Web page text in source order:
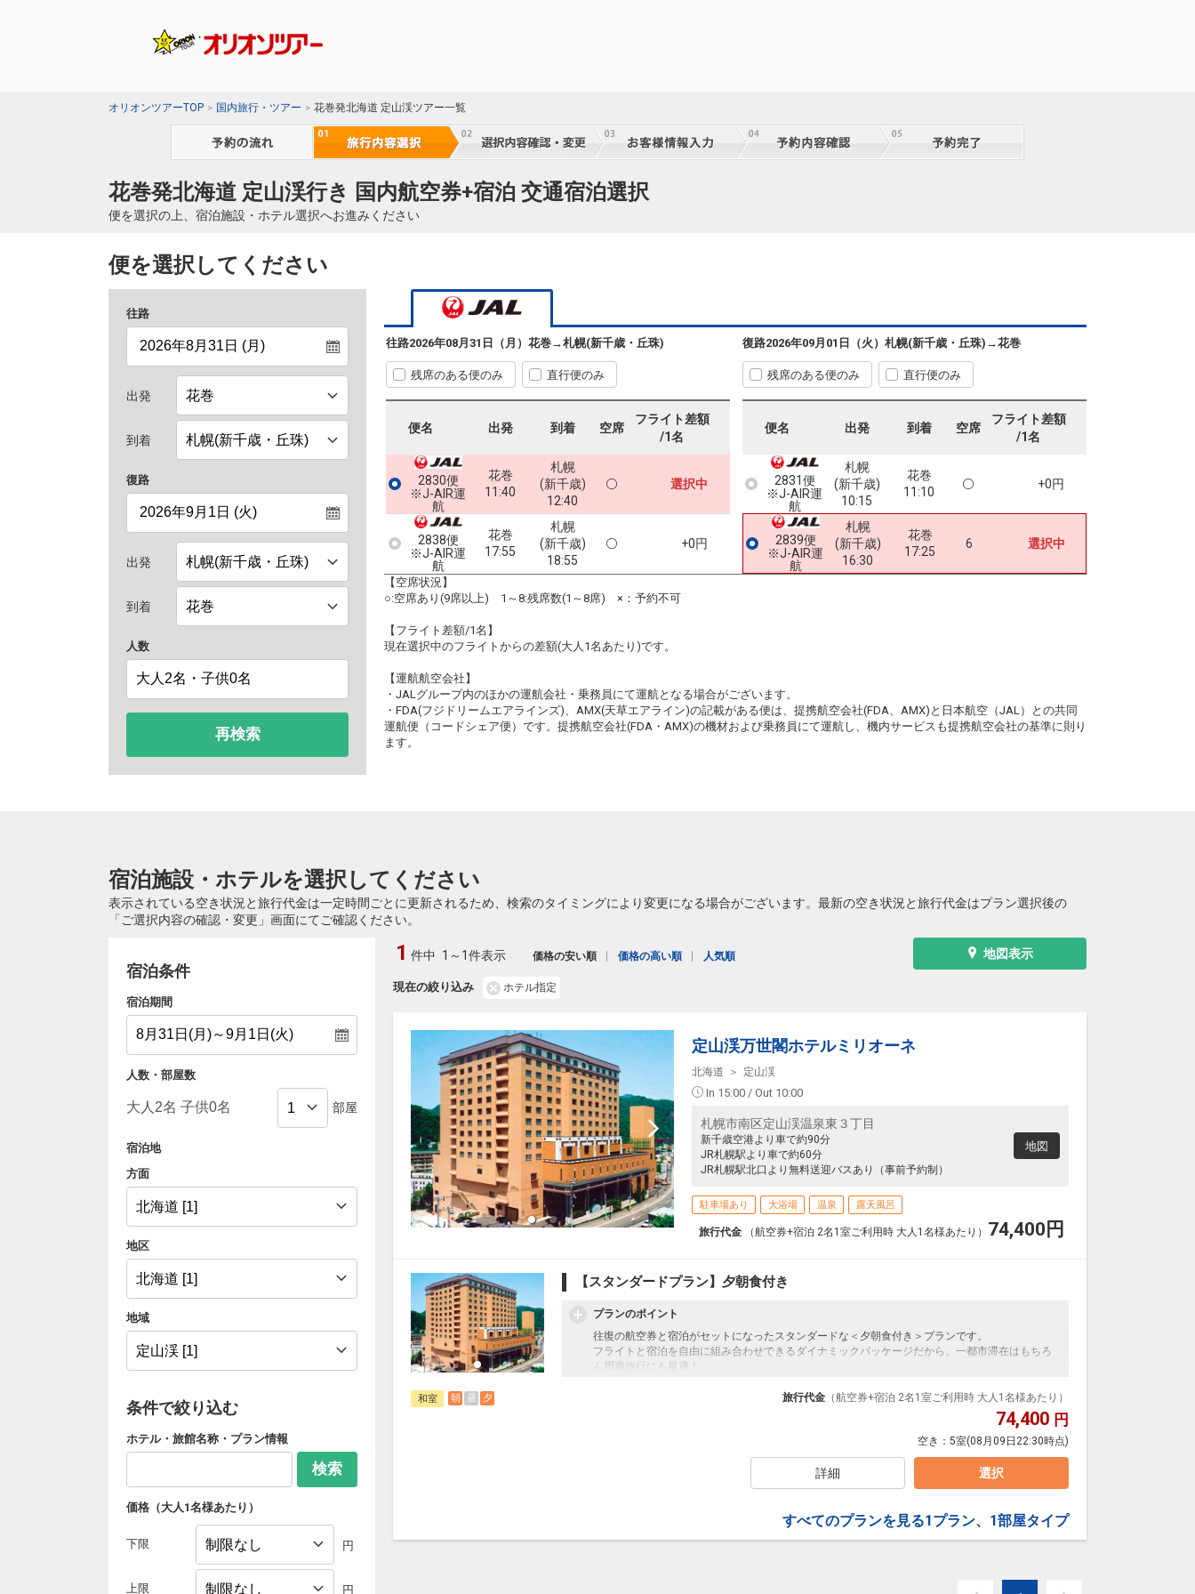
オリオンツアーTOP 国内旅行・ツアー 花巻発北海道 定山渓ツアー一覧
花巻発北海道 定山渓行き 国内航空券+宿泊 交通宿泊選択
便を選択の上、宿泊施設・ホテル選択へお進みください
便を選択してください
往路
出発
到着
復路
出発
到着
人数
再検索
往路2026年08月31日（月） 花巻→札幌(新千歳・丘珠)
残席のある便のみ 直行便のみ
便名 出発 到着 空席
フライト差額
/1名
2830便
※J-AIR運
航
花巻
11:40
札幌
(新千歳)
12:40
選択中
2838便
※J-AIR運
航
花巻
17:55
札幌
(新千歳)
18:55
+0円
復路2026年09月01日（火） 札幌(新千歳・丘珠) →花巻
残席のある便のみ 直行便のみ
便名 出発 到着 空席
フライト差額
/1名
2831便
※J-AIR運
航
札幌
(新千歳)
10:15
花巻
11:10
+0円
2839便
※J-AIR運
航
札幌
(新千歳)
16:30
花巻
17:25
6 選択中
【空席状況】
○:空席あり(9席以上) 1～8:残席数(1～8席) ×：予約不可
【フライト差額/1名】
現在選択中のフライトからの差額(大人1名あたり)です。
【運航航空会社】
・JALグループ内のほかの運航会社・乗務員にて運航となる場合がございます。
・FDA(フジドリームエアラインズ)、AMX(天草エアライン)の記載がある便は、提携航空会社(FDA、AMX)と日本航空（JAL）との共同
運航便（コードシェア便）です。提携航空会社(FDA・AMX)の機材および乗務員にて運航し、機内サービスも提携航空会社の基準に則り
ます。
宿泊施設・ホテルを選択してください
表示されている空き状況と旅行代金は一定時間ごとに更新されるため、検索のタイミングにより変更になる場合がございます。最新の空き状況と旅行代金はプラン選択後の
「ご選択内容の確認・変更」画面にてご確認ください。
宿泊条件
宿泊期間
人数・部屋数
部屋
宿泊地
方面
地区
地域
条件で絞り込む
ホテル・旅館名称・プラン情報
検索
価格（大人1名様あたり）
下限 円
上限 円
地図表示
現在の絞り込み ホテル指定
1 件中 1～1件表示 価格の安い順 価格の高い順 人気順
定山渓万世閣ホテルミリオーネ
北海道 定山渓
In 15:00 / Out 10:00
札幌市南区定山渓温泉東３丁目
新千歳空港より車で約90分
JR札幌駅より車で約60分
JR札幌駅北口より無料送迎バスあり（事前予約制）
地図
駐車場あり 大浴場 温泉 露天風呂
旅行代金 （航空券+宿泊 2名1室ご利用時 大人1名様あたり） 74,400 円
【スタンダードプラン】夕朝食付き
プランのポイント
往復の航空券と宿泊がセットになったスタンダードな＜夕朝食付き＞プランです。
フライトと宿泊を自由に組み合わせできるダイナミックパッケージだから、一都市滞在はもちろ
ん周遊旅行にも最適！
フライトは、安心のJAL（またはJALグループ）確約！フライトマイル50%貯まります。
オプションでレンタカーや現地交通・体験プランなどの追加（同時予約）が可能なプランもござ
※施設使用料として0～2歳の添い寝のお子様は1,100円がかかります(現地払い)。3歳以上のお子
様より添い寝は出来ません。3～11歳のお客様はこども代金にてお申し込みください。
和室 朝 昼 夕 旅行代金 （航空券+宿泊 2名1室ご利用時 大人1名様あたり）
74,400 円
空き： 5室(08月09日22:30時点)
詳細 選択
すべてのプランを見る1プラン、1部屋タイプ